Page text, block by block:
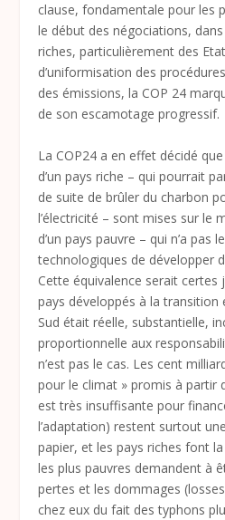
clause, fondamentale pour les
le début des négociations,
riches, particulièrement des
d’uniformisation des
des émissions, la COP 24
de son escamotage progressif.
La COP24 a en effet décidé
d’un pays riche – qui pourrait
de suite de brûler du charbon
l’électricité – sont mises sur le
d’un pays pauvre – qui n’a pas
technologiques de développer
Cette équivalence serait certes
pays développés à la transition
Sud était réelle, substantielle,
proportionnelle aux
n’est pas le cas. Les cent
pour le climat » promis à partir
est très insuffisante pour
l’adaptation) restent surtout
papier, et les pays riches font
les plus pauvres demandent à
pertes et les dommages
chez eux du fait des typhons